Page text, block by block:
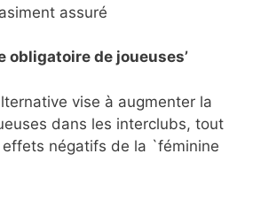
assuré
obligatoire de joueuses’
vise à augmenter la
dans les interclubs, tout
négatifs de la `féminine